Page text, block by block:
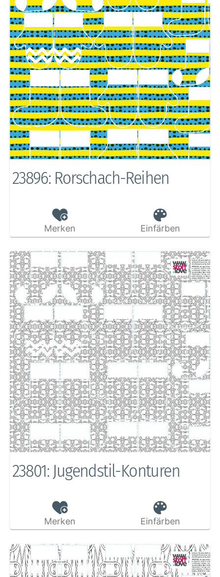
23896: Rorschach-Reihen
Merken Einfärben
23801: Jugendstil-Konturen
Merken Einfärben